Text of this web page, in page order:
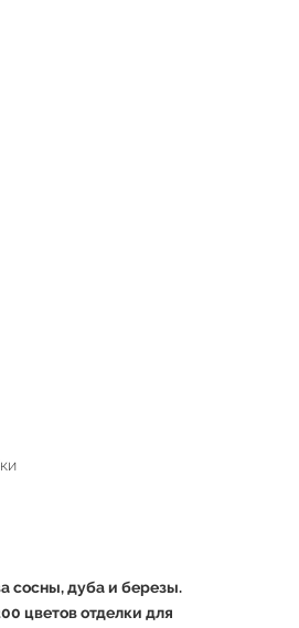
сосны, дуба и березы.
цветов отделки для